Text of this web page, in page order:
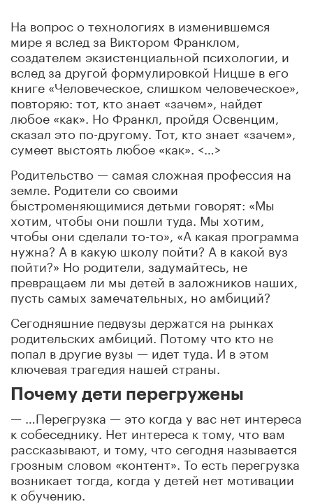
На вопрос о технологиях в изменившемся
мире я вслед за Виктором Франклом,
создателем экзистенциальной психологии, и
вслед за другой формулировкой Ницше в его
книге «Человеческое, слишком человеческое»,
повторяю: тот, кто знает «зачем», найдет
любое «как». Но Франкл, пройдя Освенцим,
сказал это по-другому. Тот, кто знает «зачем»,
сумеет выстоять любое «как». <…>
Родительство — самая сложная профессия на
земле. Родители со своими
быстроменяющимися детьми говорят: «Мы
хотим, чтобы они пошли туда. Мы хотим,
чтобы они сделали то-то», «А какая программа
нужна? А в какую школу пойти? А в какой вуз
пойти?» Но родители, задумайтесь, не
превращаем ли мы детей в заложников наших,
пусть самых замечательных, но амбиций?
Сегодняшние педвузы держатся на рынках
родительских амбиций. Потому что кто не
попал в другие вузы — идет туда. И в этом
ключевая трагедия нашей страны.
Почему дети перегружены
— …Перегрузка — это когда у вас нет интереса
к собеседнику. Нет интереса к тому, что вам
рассказывают, и тому, что сегодня называется
грозным словом «контент». То есть перегрузка
возникает тогда, когда у детей нет мотивации
к обучению.